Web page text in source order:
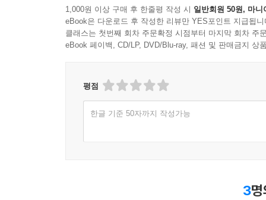
1,000원 이상 구매 후 한줄평 작성 시 일반회원 50원, 마니
eBook은 다운로드 후 작성한 리뷰만 YES포인트 지급됩니
클래스는 첫번째 회차 주문확정 시점부터 마지막 회차 주
eBook 페이백, CD/LP, DVD/Blu-ray, 패션 및 판매금지 상
평점
한글 기준 50자까지 작성가능
3